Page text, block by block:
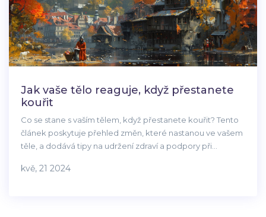
Jak vaše tělo reaguje, když přestanete
kouřit
Co se stane s vaším tělem, když přestanete kouřit? Tento
článek poskytuje přehled změn, které nastanou ve vašem
těle, a dodává tipy na udržení zdraví a podpory při
kvě, 21 2024